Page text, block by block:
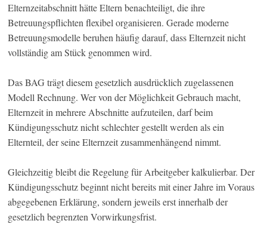
Elternzeitabschnitt hätte Eltern benachteiligt, die ihre
Betreuungspflichten flexibel organisieren. Gerade moderne
Betreuungsmodelle beruhen häufig darauf, dass Elternzeit nicht
vollständig am Stück genommen wird.
Das BAG trägt diesem gesetzlich ausdrücklich zugelassenen
Modell Rechnung. Wer von der Möglichkeit Gebrauch macht,
Elternzeit in mehrere Abschnitte aufzuteilen, darf beim
Kündigungsschutz nicht schlechter gestellt werden als ein
Elternteil, der seine Elternzeit zusammenhängend nimmt.
Gleichzeitig bleibt die Regelung für Arbeitgeber kalkulierbar. Der
Kündigungsschutz beginnt nicht bereits mit einer Jahre im Voraus
abgegebenen Erklärung, sondern jeweils erst innerhalb der
gesetzlich begrenzten Vorwirkungsfrist.